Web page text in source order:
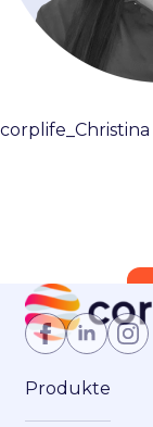
corplife_Christina
Produkte